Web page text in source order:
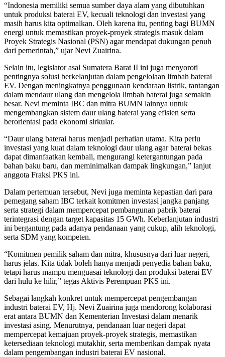
“Indonesia memiliki semua sumber daya alam yang dibutuhkan
untuk produksi baterai EV, kecuali teknologi dan investasi yang
masih harus kita optimalkan. Oleh karena itu, penting bagi BUMN
energi untuk memastikan proyek-proyek strategis masuk dalam
Proyek Strategis Nasional (PSN) agar mendapat dukungan penuh
dari pemerintah,” ujar Nevi Zuairina.
Selain itu, legislator asal Sumatera Barat II ini juga menyoroti
pentingnya solusi berkelanjutan dalam pengelolaan limbah baterai
EV. Dengan meningkatnya penggunaan kendaraan listrik, tantangan
dalam mendaur ulang dan mengelola limbah baterai juga semakin
besar. Nevi meminta IBC dan mitra BUMN lainnya untuk
mengembangkan sistem daur ulang baterai yang efisien serta
berorientasi pada ekonomi sirkular.
“Daur ulang baterai harus menjadi perhatian utama. Kita perlu
investasi yang kuat dalam teknologi daur ulang agar baterai bekas
dapat dimanfaatkan kembali, mengurangi ketergantungan pada
bahan baku baru, dan meminimalkan dampak lingkungan,” lanjut
anggota Fraksi PKS ini.
Dalam pertemuan tersebut, Nevi juga meminta kepastian dari para
pemegang saham IBC terkait komitmen investasi jangka panjang
serta strategi dalam mempercepat pembangunan pabrik baterai
terintegrasi dengan target kapasitas 15 GWh. Keberlanjutan industri
ini bergantung pada adanya pendanaan yang cukup, alih teknologi,
serta SDM yang kompeten.
“Komitmen pemilik saham dan mitra, khususnya dari luar negeri,
harus jelas. Kita tidak boleh hanya menjadi penyedia bahan baku,
tetapi harus mampu menguasai teknologi dan produksi baterai EV
dari hulu ke hilir,” tegas Aktivis Perempuan PKS ini.
Sebagai langkah konkret untuk mempercepat pengembangan
industri baterai EV, Hj. Nevi Zuairina juga mendorong kolaborasi
erat antara BUMN dan Kementerian Investasi dalam menarik
investasi asing. Menurutnya, pendanaan luar negeri dapat
mempercepat kemajuan proyek-proyek strategis, memastikan
ketersediaan teknologi mutakhir, serta memberikan dampak nyata
dalam pengembangan industri baterai EV nasional.